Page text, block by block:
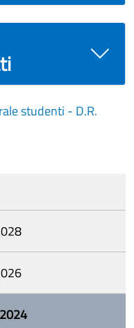
studenti - D.R.